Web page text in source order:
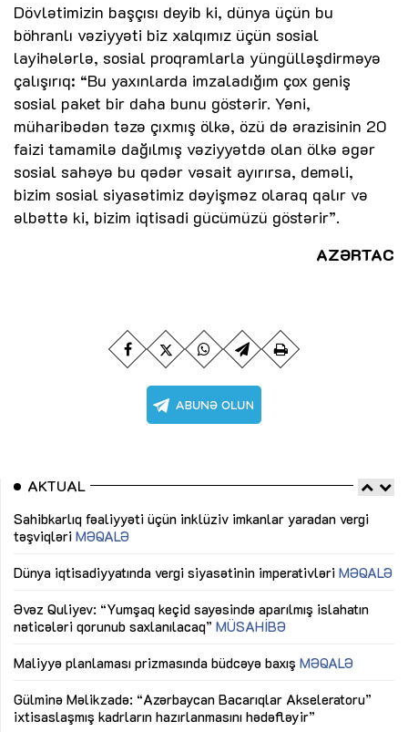
Dövlətimizin başçısı deyib ki, dünya üçün bu
böhranlı vəziyyəti biz xalqımız üçün sosial
layihələrlə, sosial proqramlarla yüngülləşdirməyə
çalışırıq: “Bu yaxınlarda imzaladığım çox geniş
sosial paket bir daha bunu göstərir. Yəni,
müharibədən təzə çıxmış ölkə, özü də ərazisinin 20
faizi tamamilə dağılmış vəziyyətdə olan ölkə əgər
sosial sahəyə bu qədər vəsait ayırırsa, deməli,
bizim sosial siyasətimiz dəyişməz olaraq qalır və
əlbəttə ki, bizim iqtisadi gücümüzü göstərir”.
AZƏRTAC
AKTUAL
Sahibkarlıq fəaliyyəti üçün inklüziv imkanlar yaradan vergi
təşviqləri MƏQALƏ
Dünya iqtisadiyyatında vergi siyasətinin imperativləri MƏQALƏ
Əvəz Quliyev: “Yumşaq keçid sayəsində aparılmış islahatın
nəticələri qorunub saxlanılacaq” MÜSAHİBƏ
Maliyyə planlaması prizmasında büdcəyə baxış MƏQALƏ
Gülminə Məlikzadə: “Azərbaycan Bacarıqlar Akseleratoru”
ixtisaslaşmış kadrların hazırlanmasını hədəfləyir”